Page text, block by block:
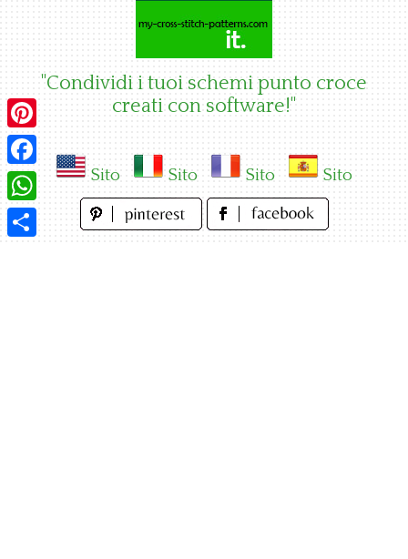
"Condividi i tuoi schemi punto croce
creati con software!"
Sito Sito Sito Sito
Pinterest
Facebook
WhatsApp